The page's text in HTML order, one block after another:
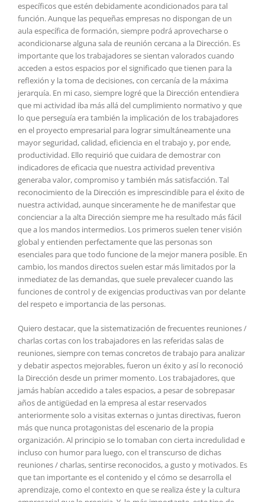
específicos que estén debidamente acondicionados para tal
función. Aunque las pequeñas empresas no dispongan de un
aula específica de formación, siempre podrá aprovecharse o
acondicionarse alguna sala de reunión cercana a la Dirección. Es
importante que los trabajadores se sientan valorados cuando
acceden a estos espacios por el significado que tienen para la
reflexión y la toma de decisiones, con cercanía de la máxima
jerarquía. En mi caso, siempre logré que la Dirección entendiera
que mi actividad iba más allá del cumplimiento normativo y que
lo que perseguía era también la implicación de los trabajadores
en el proyecto empresarial para lograr simultáneamente una
mayor seguridad, calidad, eficiencia en el trabajo y, por ende,
productividad. Ello requirió que cuidara de demostrar con
indicadores de eficacia que nuestra actividad preventiva
generaba valor, compromiso y también más satisfacción. Tal
reconocimiento de la Dirección es imprescindible para el éxito de
nuestra actividad, aunque sinceramente he de manifestar que
concienciar a la alta Dirección siempre me ha resultado más fácil
que a los mandos intermedios. Los primeros suelen tener visión
global y entienden perfectamente que las personas son
esenciales para que todo funcione de la mejor manera posible. En
cambio, los mandos directos suelen estar más limitados por la
inmediatez de las demandas, que suele prevalecer cuando las
funciones de control y de exigencias productivas van por delante
del respeto e importancia de las personas.
Quiero destacar, que la sistematización de frecuentes reuniones /
charlas cortas con los trabajadores en las referidas salas de
reuniones, siempre con temas concretos de trabajo para analizar
y debatir aspectos mejorables, fueron un éxito y así lo reconoció
la Dirección desde un primer momento. Los trabajadores, que
jamás habían accedido a tales espacios, a pesar de sobrepasar
años de antigüedad en la empresa al estar reservados
anteriormente solo a visitas externas o juntas directivas, fueron
más que nunca protagonistas del escenario de la propia
organización. Al principio se lo tomaban con cierta incredulidad e
incluso con humor para luego, con el transcurso de dichas
reuniones / charlas, sentirse reconocidos, a gusto y motivados. Es
que tan importante es el contenido y el cómo se desarrolla el
aprendizaje, como el contexto en que se realiza éste y la cultura